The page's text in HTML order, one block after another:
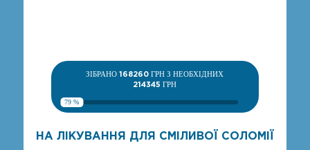
ЗІБРАНО168260 ГРН З НЕОБХІДНИХ
214345 ГРН
79 %
НА ЛІКУВАННЯ ДЛЯ СМІЛИВОЇ СОЛОМІЇ